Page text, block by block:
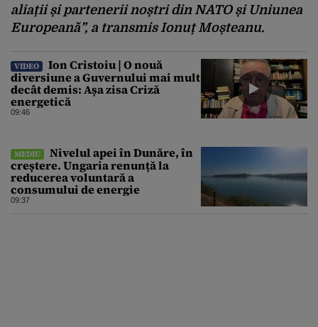
aliații și partenerii noștri din NATO și Uniunea
Europeană”, a transmis Ionuț Moșteanu.
VIDEO
Ion Cristoiu | O nouă
diversiune a Guvernului mai mult
decât demis: Așa zisa Criză
energetică
09:46
MEDIU
Nivelul apei în Dunăre, în
creștere. Ungaria renunță la
reducerea voluntară a
consumului de energie
09:37